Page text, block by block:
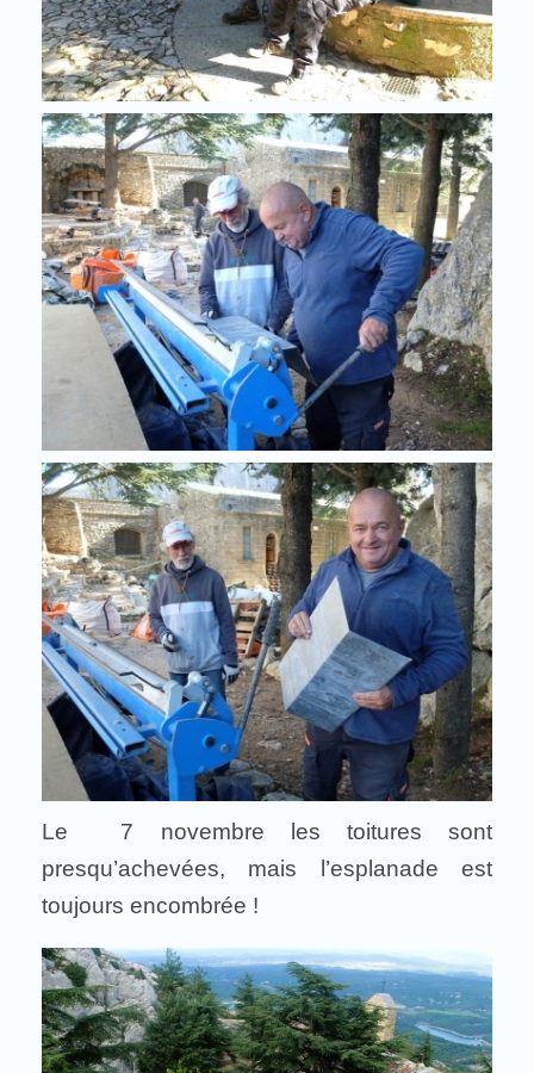
Le 7 novembre les toitures sont
presqu’achevées, mais l’esplanade est
toujours encombrée !